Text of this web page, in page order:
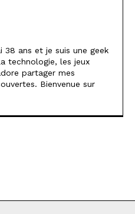
38 ans et je suis une geek
technologie, les jeux
partager mes
Bienvenue sur